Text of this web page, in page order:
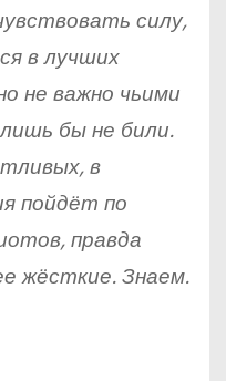
силу,
в лучших
не важно чьими
бы не били.
в
пойдёт по
правда
жёсткие. Знаем.